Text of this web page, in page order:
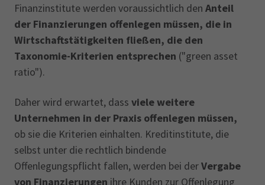
Finanzinstitute werden voraussichtlich den Anteil
der Finanzierungen offenlegen müssen, die in
Wirtschaftstätigkeiten fließen, die den
Taxonomie-Kriterien entsprechen ("green asset
ratio").
Daher wird erwartet, dass viele weitere
Unternehmen in der Praxis offenlegen müssen,
ob sie die Kriterien einhalten. Kreditinstitute, die
selbst unter die rechtlich bindende
Offenlegungspflicht fallen, werden bei derVergabe
von Finanzierungen ihre Kunden zur Offenlegung